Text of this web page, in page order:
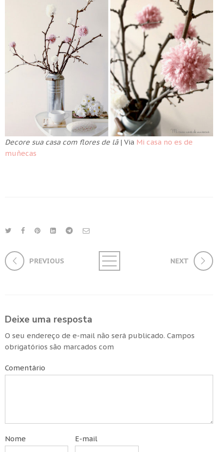
Decore sua casa com flores de lã| Via Mi casa no es de
muñecas
PREVIOUS NEXT
Deixe uma resposta
O seu endereço de e-mail não será publicado. Campos
obrigatórios são marcados com
Comentário
Nome E-mail